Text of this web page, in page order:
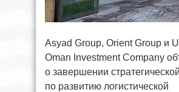
Asyad Group, Orient Group и
Oman Investment Company
о завершении
по развитию логистической